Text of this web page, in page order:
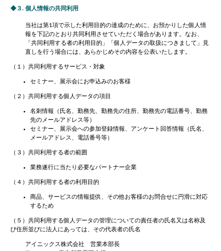
３. 個人情報の共同利用
当社は第1項で示した利用目的の達成のために、お預かりした個人情
報を下記のとおり共同利用させていただく場合があります。なお、
「共同利用する者の利用目的」「個人データの取扱につきまして」見
直しを行う場合には、あらかじめその内容を公表いたします。
（１）共同利用するサービス・対象
セミナー、展示会にお申込みのお客様
（２）共同利用する個人データの項目
名刺情報（氏名、勤務先、勤務先の住所、勤務先の電話番号、勤務
先のメールアドレス等）
セミナー、展示会への参加登録情報、アンケート回答情報（氏名、
メールアドレス、電話番号等）
（３）共同利用する者の範囲
業務遂行に当たり必要なパートナー企業
（４）共同利用する者の利用目的
商品、サービスの情報提供、その他お客様のお問合せに円滑に対応
するため
（５）共同利用する個人データの管理についての責任者の氏名又は名称及
び住所並びに法人にあっては、その代表者の氏名
アイニックス株式会社 営業本部長